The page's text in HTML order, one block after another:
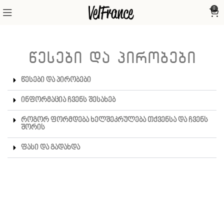
0
წესები და პირობები
წესები და პირობები
ინფორმაცია ჩვენს შესახებ
როგორ ფორმდება ხელშეკრულება თქვენსა და ჩვენს
შორის
ფასი და გადახდა